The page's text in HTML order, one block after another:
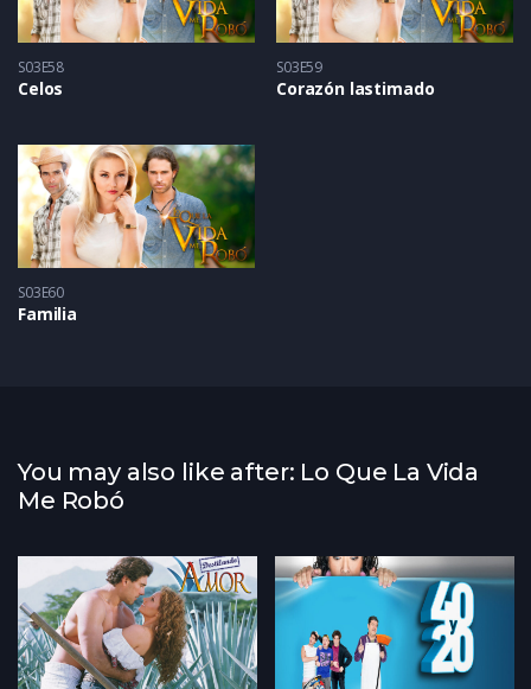
S03E58
Celos
S03E59
Corazón lastimado
S03E60
Familia
You may also like after: Lo Que La Vida
Me Robó